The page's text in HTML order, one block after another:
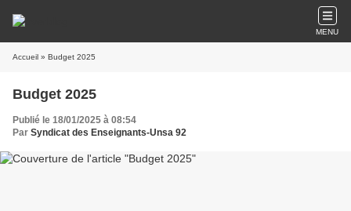
MENU
Accueil » Budget 2025
Budget 2025
Publié le 18/01/2025 à 08:54
Par Syndicat des Enseignants-Unsa 92